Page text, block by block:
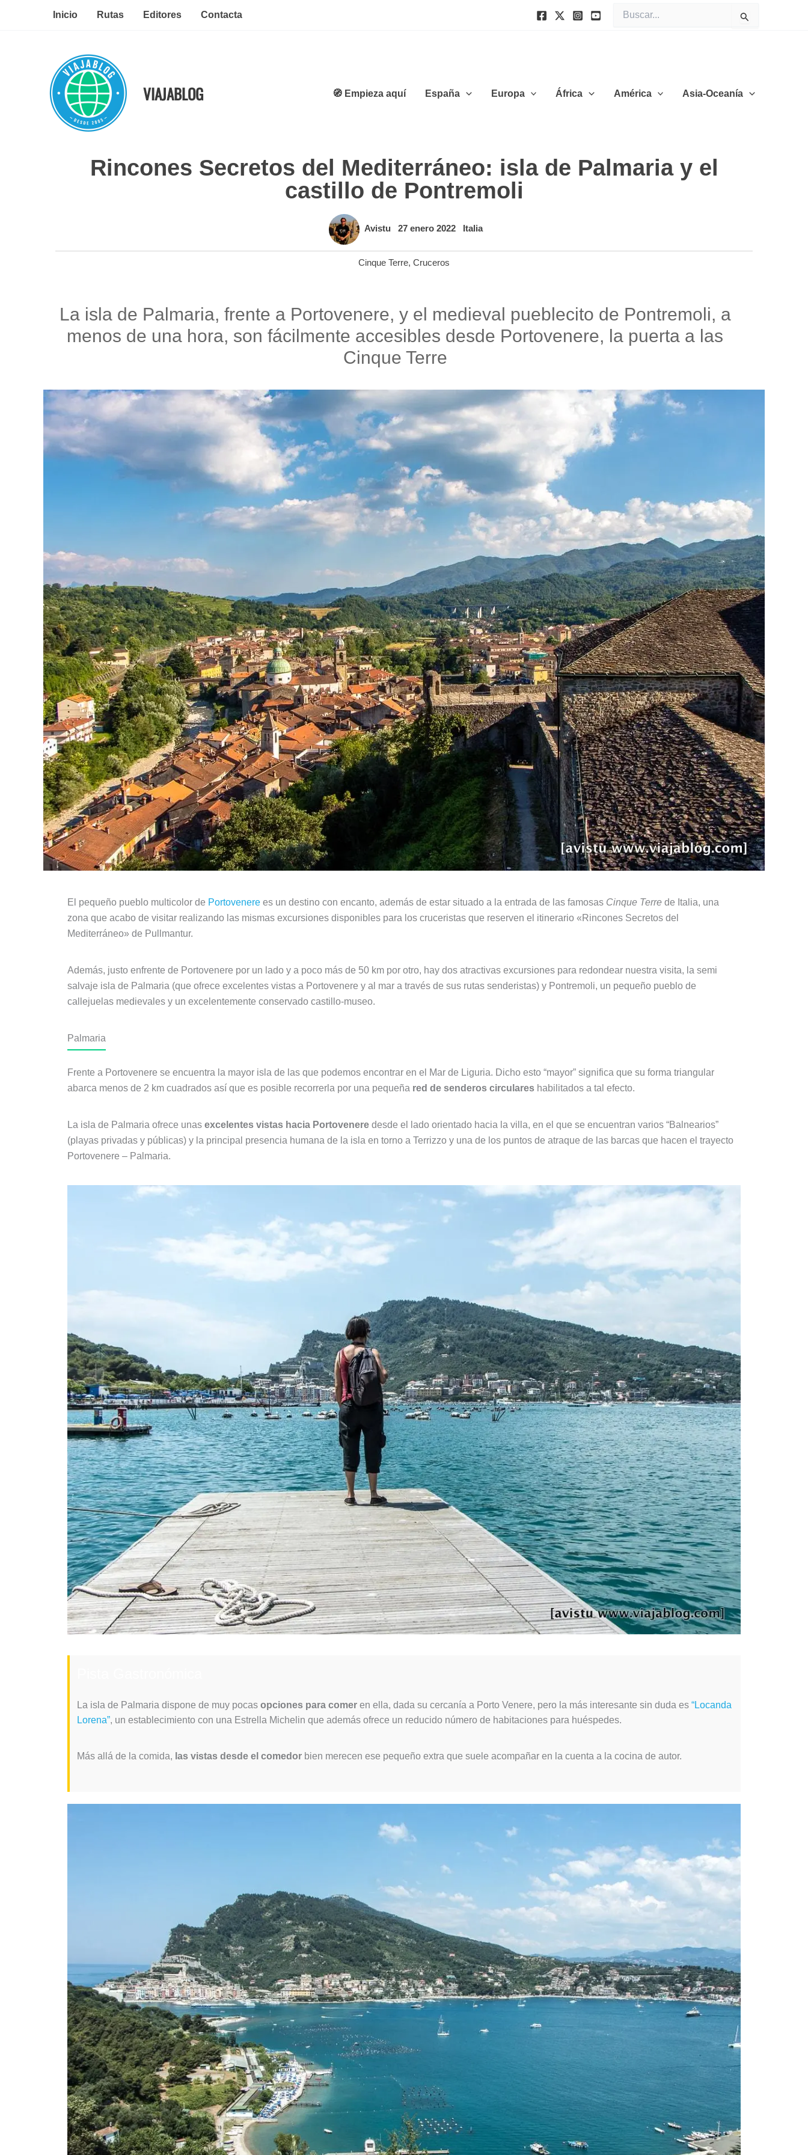
Inicio Rutas Editores Contacta
por:
VIAJABLOG 🧭 Empieza aquí España Europa África América Asia-Oceanía
Rincones Secretos del Mediterráneo: isla de Palmaria y el
castillo de Pontremoli
Avistu 27 enero 2022 Italia
Cinque Terre, Cruceros
La isla de Palmaria, frente a Portovenere, y el medieval pueblecito de Pontremoli, a
menos de una hora, son fácilmente accesibles desde Portovenere, la puerta a las
Cinque Terre
El pequeño pueblo multicolor de Portovenere es un destino con encanto, además de estar situado a la entrada de las famosas Cinque Terre de Italia, una
zona que acabo de visitar realizando las mismas excursiones disponibles para los cruceristas que reserven el itinerario «Rincones Secretos del
Mediterráneo» de Pullmantur.
Además, justo enfrente de Portovenere por un lado y a poco más de 50 km por otro, hay dos atractivas excursiones para redondear nuestra visita, la semi
salvaje isla de Palmaria (que ofrece excelentes vistas a Portovenere y al mar a través de sus rutas senderistas) y Pontremoli, un pequeño pueblo de
callejuelas medievales y un excelentemente conservado castillo-museo.
Palmaria
Frente a Portovenere se encuentra la mayor isla de las que podemos encontrar en el Mar de Liguria. Dicho esto “mayor” significa que su forma triangular
abarca menos de 2 km cuadrados así que es posible recorrerla por una pequeña red de senderos circulares habilitados a tal efecto.
La isla de Palmaria ofrece unas excelentes vistas hacia Portovenere desde el lado orientado hacia la villa, en el que se encuentran varios “Balnearios”
(playas privadas y públicas) y la principal presencia humana de la isla en torno a Terrizzo y una de los puntos de atraque de las barcas que hacen el trayecto
Portovenere – Palmaria.
La isla de Palmaria dispone de muy pocas opciones para comer en ella, dada su cercanía a Porto Venere, pero la más interesante sin duda es “Locanda
Lorena”, un establecimiento con una Estrella Michelin que además ofrece un reducido número de habitaciones para huéspedes.
Más allá de la comida, las vistas desde el comedor bien merecen ese pequeño extra que suele acompañar en la cuenta a la cocina de autor.